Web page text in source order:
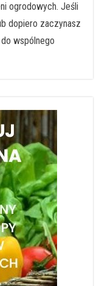
ogrodowych. Jeśli
dopiero zaczynasz
wspólnego